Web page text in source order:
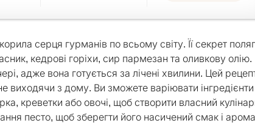
серця гурманів по всьому світу. Її секрет
кедрові горіхи, сир пармезан та оливкову олію.
адже вона готується за лічені хвилини. Цей
виходячи з дому. Ви зможете варіювати інгредієнти
креветки або овочі, щоб створити власний
песто, щоб зберегти його насичений смак і